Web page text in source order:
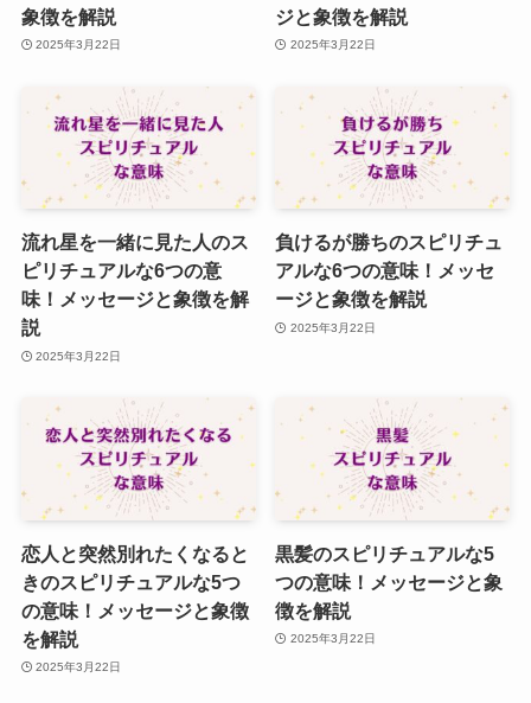
象徴を解説
2025年3月22日
ジと象徴を解説
2025年3月22日
流れ星を一緒に見た人のス
ピリチュアルな6つの意
味！メッセージと象徴を解
説
2025年3月22日
負けるが勝ちのスピリチュ
アルな6つの意味！メッセ
ージと象徴を解説
2025年3月22日
恋人と突然別れたくなると
きのスピリチュアルな5つ
の意味！メッセージと象徴
を解説
2025年3月22日
黒髪のスピリチュアルな5
つの意味！メッセージと象
徴を解説
2025年3月22日